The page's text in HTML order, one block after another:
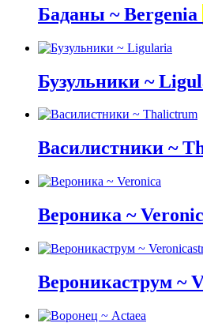
Баданы ~ Bergenia
Бузульники ~
Василистники ~
Вероника ~
Вероникаструм ~